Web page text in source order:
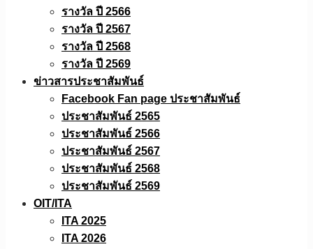
รางวัล ปี 2566
รางวัล ปี 2567
รางวัล ปี 2568
รางวัล ปี 2569
ข่าวสารประชาสัมพันธ์
Facebook Fan page ประชาสัมพันธ์
ประชาสัมพันธ์ 2565
ประชาสัมพันธ์ 2566
ประชาสัมพันธ์ 2567
ประชาสัมพันธ์ 2568
ประชาสัมพันธ์ 2569
OIT/ITA
ITA 2025
ITA 2026